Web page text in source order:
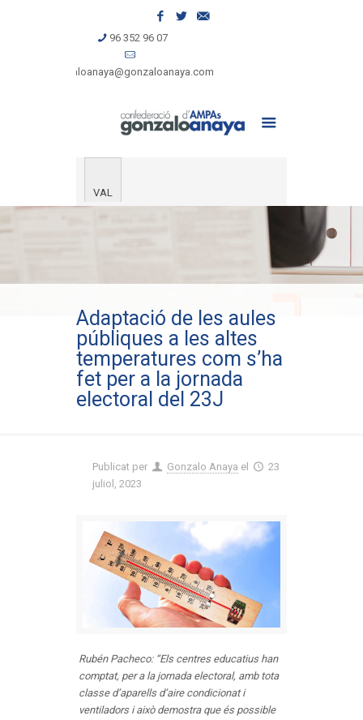
96 352 96 07
gonzaloanaya@gonzaloanaya.com
VAL
Adaptació de les aules
públiques a les altes
temperatures com s’ha
fet per a la jornada
electoral del 23J
Publicat per Gonzalo Anaya el
23
juliol, 2023
Rubén Pacheco: “Els centres educatius han
comptat, per a la jornada electoral, amb tota
classe d’aparells d’aire condicionat i
ventiladors i això demostra que és possible